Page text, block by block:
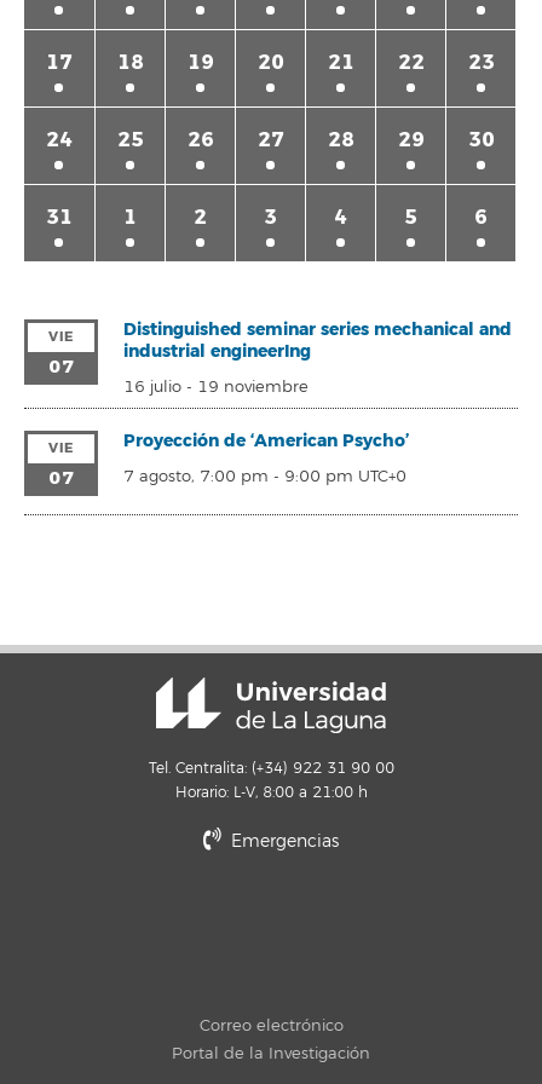
17 18 19 20 21 22 23
24 25 26 27 28 29 30
31 1 2 3 4 5 6
VIE
07
Distinguished seminar series mechanical and
industrial engineerIng
16 julio- 19 noviembre
VIE
07
Proyección de ‘American Psycho’
7 agosto, 7:00 pm - 9:00 pm UTC+0
Tel. Centralita: (+34) 922 31 90 00
Horario: L-V, 8:00 a 21:00 h
Emergencias
Correo electrónico
Portal de la Investigación